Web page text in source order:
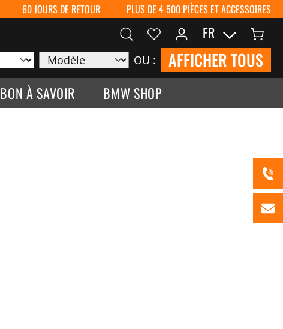
60 JOURS DE RETOUR PLUS DE 4 500 PIÈCES ET ACCESSOIRES
OU : AFFICHER TOUS
FR
BON À SAVOIR BMW SHOP